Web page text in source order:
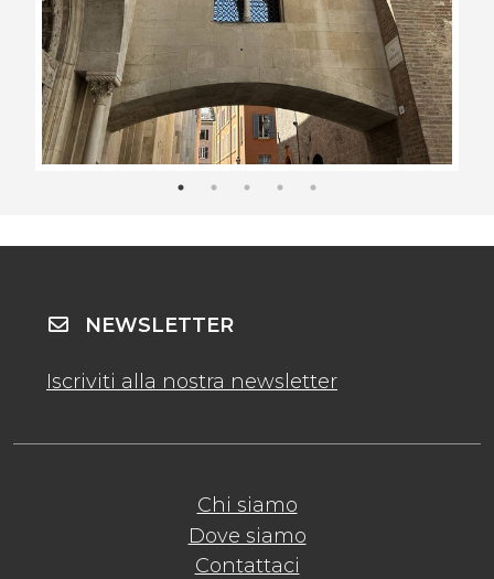
Chi siamo
Dove siamo
Contattaci
NEWSLETTER
Iscriviti alla nostra newsletter